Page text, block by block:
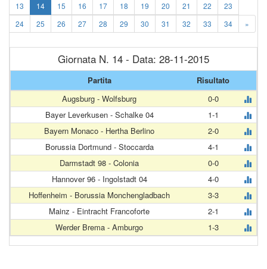
13
14 15 16 17 18 19 20 21 22
23
24
25 26 27 28 29 30 31 32 33 34 »
Giornata N. 14 - Data: 28-11-2015
Partita
Risultato
Augsburg - Wolfsburg
0-0
Bayer Leverkusen - Schalke 04
1-1
Bayern Monaco - Hertha Berlino
2-0
Borussia Dortmund - Stoccarda
4-1
Darmstadt 98 - Colonia
0-0
Hannover 96 - Ingolstadt 04
4-0
Hoffenheim - Borussia Monchengladbach
3-3
Mainz - Eintracht Francoforte
2-1
Werder Brema - Amburgo
1-3